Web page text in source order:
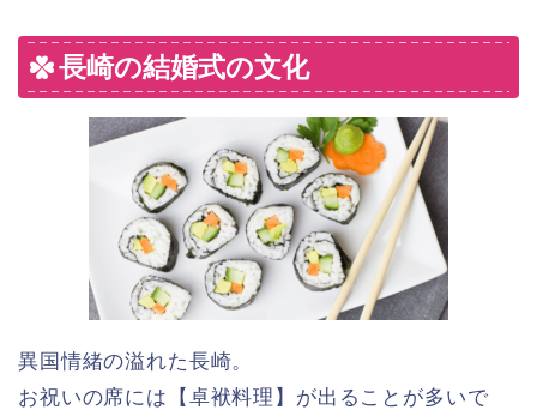
長崎の結婚式の文化
異国情緒の溢れた長崎。
お祝いの席には【卓袱料理】が出ることが多いで